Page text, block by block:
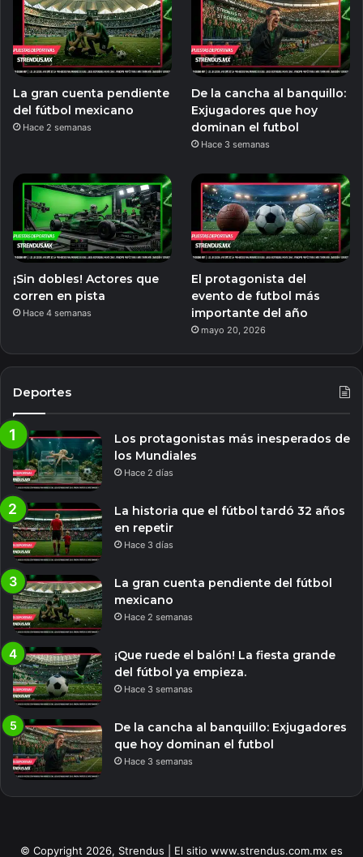
La gran cuenta pendiente
del fútbol mexicano
Hace 2 semanas
De la cancha al banquillo:
Exjugadores que hoy
dominan el futbol
Hace 3 semanas
¡Sin dobles! Actores que
corren en pista
Hace 4 semanas
El protagonista del
evento de futbol más
importante del año
mayo 20, 2026
Deportes
Los protagonistas más inesperados de
los Mundiales
Hace 2 días
La historia que el fútbol tardó 32 años
en repetir
Hace 3 días
La gran cuenta pendiente del fútbol
mexicano
Hace 2 semanas
¡Que ruede el balón! La fiesta grande
del fútbol ya empieza.
Hace 3 semanas
De la cancha al banquillo: Exjugadores
que hoy dominan el futbol
Hace 3 semanas
© Copyright 2026, Strendus | El sitio www.strendus.com.mx es